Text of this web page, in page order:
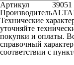
Артикул
Производитель
Технические
уточняйте
покупки и оплаты.
справочный
соответствии с